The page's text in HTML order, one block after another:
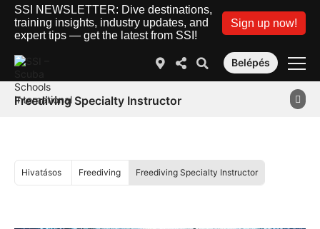
SSI NEWSLETTER: Dive destinations,
training insights, industry updates, and
expert tips — get the latest from SSI!
Sign up now!
Belépés
Freediving Specialty Instructor
Hivatásos Freediving Freediving Specialty Instructor